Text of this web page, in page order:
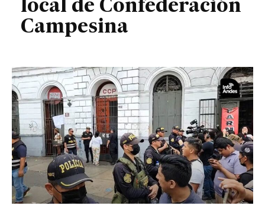
local de Confederación
Campesina